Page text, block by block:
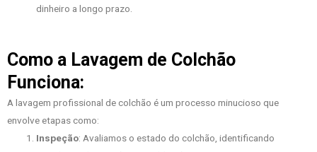
dinheiro a longo prazo.
Como a Lavagem de Colchão
Funciona:
A lavagem profissional de colchão é um processo minucioso que
envolve etapas como:
Inspeção: Avaliamos o estado do colchão, identificando